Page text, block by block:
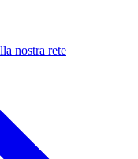
nostra rete